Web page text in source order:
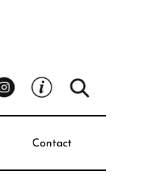
Contact